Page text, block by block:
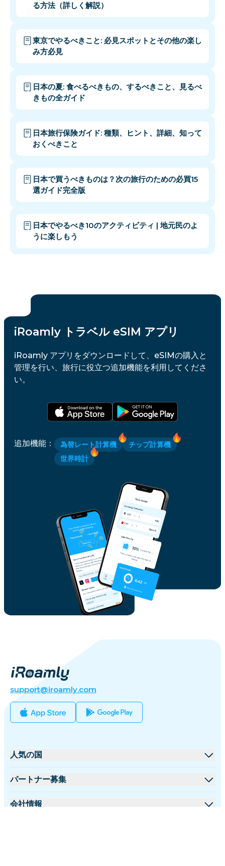
る方法（詳しく解説）
東京でやるべきこと: 必見スポットとその他の楽し
み方必見
日本の夏: 食べるべきもの、するべきこと、見るべ
きもの全ガイド
日本旅行保険ガイド: 種類、ヒント、詳細、知って
おくべきこと
日本で買うべきものは？次の旅行のための必買15
選ガイド完全版
日本でやるべき10のアクティビティ | 地元民のよ
うに楽しもう
iRoamly トラベル eSIM アプリ
iRoamly アプリをダウンロードして、eSIMの購入と
管理を行い、旅行に役立つ追加機能を利用してくださ
い。
追加機能 ： 為替レート計算機
チップ計算機
世界時計
support@iroamly.com
人気の国
アメリカ合衆国
パートナー募集
卸売プラットフォーム
会社情報